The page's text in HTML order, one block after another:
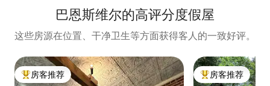
巴恩斯维尔的高评分度假屋
这些房源在位置、干净卫生等方面获得客人的一致好评。
热门「房客推荐」
房客推荐 热门「房客推荐」
房客推荐